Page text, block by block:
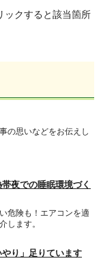
ックすると該当箇所
の思いなどをお伝えし
夜での睡眠環境づく
危険も！エアコンを適
します。
り」足りています